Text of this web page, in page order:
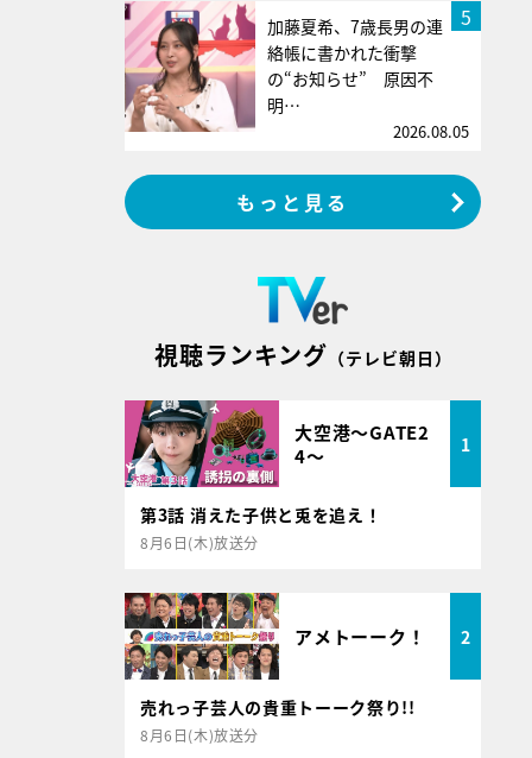
5
加藤夏希、7歳長男の連
絡帳に書かれた衝撃
の“お知らせ” 原因不
明…
2026.08.05
もっと見る
視聴ランキング （テレビ朝日）
大空港～GATE2
4～
1
第3話 消えた子供と兎を追え！
8月6日(木)放送分
アメトーーク！ 2
売れっ子芸人の貴重トーーク祭り!!
8月6日(木)放送分